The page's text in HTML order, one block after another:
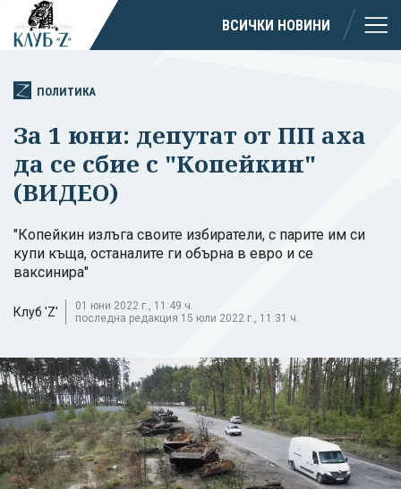
ВСИЧКИ НОВИНИ
ПОЛИТИКА
За 1 юни: депутат от ПП аха
да се сбие с "Копейкин"
(ВИДЕО)
"Копейкин излъга своите избиратели, с парите им си
купи къща, останалите ги обърна в евро и се
ваксинира"
Клуб 'Z'
01 юни 2022 г., 11:49 ч.
последна редакция 15 юли 2022 г., 11:31 ч.